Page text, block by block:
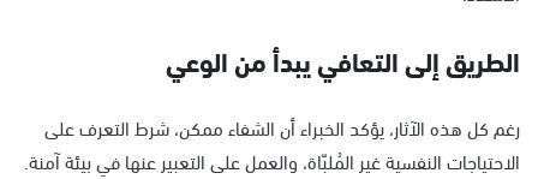
الطريق إلى التعافي يبدأ من الوعي
رغم كل هذه الآثار، يؤكد الخبراء أن الشفاء ممكن، شرط التعرف على
الاحتياجات النفسية غير المُلبّاة، والعمل على التعبير عنها في بيئة آمنة.